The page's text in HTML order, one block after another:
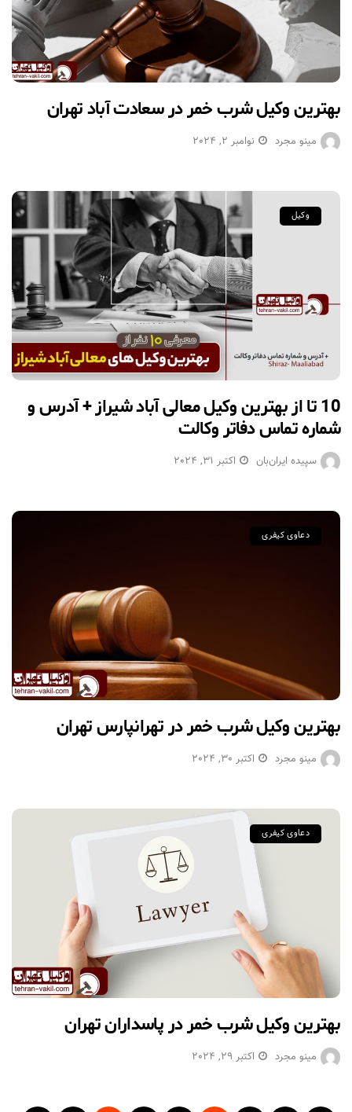
بهترین وکیل شرب خمر در سعادت آباد تهران
مینو مجرد نوامبر 2, 2024
وکیل
10 تا از بهترین وکیل معالی آباد شیراز + آدرس و
شماره تماس دفاتر وکالت
سپیده ایران‌بان اکتبر 31, 2024
دعاوی کیفری
بهترین وکیل شرب خمر در تهرانپارس تهران
مینو مجرد اکتبر 30, 2024
دعاوی کیفری
بهترین وکیل شرب خمر در پاسداران تهران
مینو مجرد اکتبر 29, 2024